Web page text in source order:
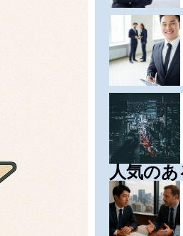
人気の